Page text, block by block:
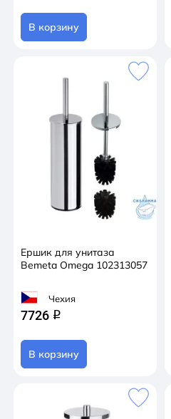
В корзину
Ершик для унитаза
Bemeta Omega 102313057
Чехия
7726 q
В корзину